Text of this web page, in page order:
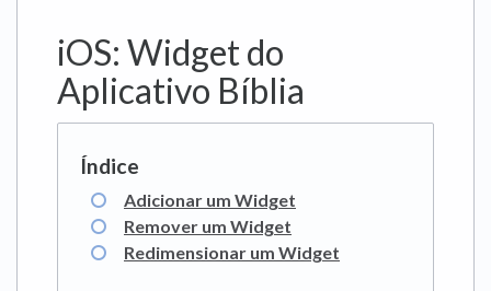
iOS: Widget do
Aplicativo Bíblia
Adicionar um Widget
Remover um Widget
Redimensionar um Widget